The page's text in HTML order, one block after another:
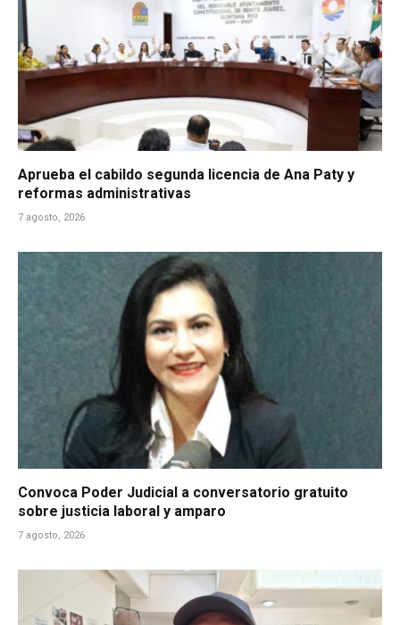
Aprueba el cabildo segunda licencia de Ana Paty y
reformas administrativas
7 agosto, 2026
Convoca Poder Judicial a conversatorio gratuito
sobre justicia laboral y amparo
7 agosto, 2026